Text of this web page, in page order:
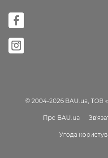
© 2004-2026 BAU.ua, ТОВ
Про BAU.ua
Угода